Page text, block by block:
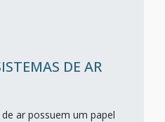
DE AR
ar possuem um papel